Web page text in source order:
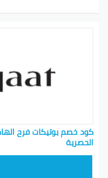
الحصرية